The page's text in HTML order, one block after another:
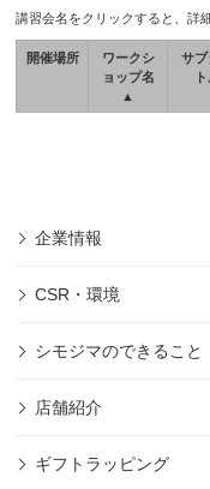
講習会名をクリックすると、詳
開催場所
ワークシ
ョップ名
▲
サブ
企業情報
CSR・環境
シモジマのできること
店舗紹介
ギフトラッピング